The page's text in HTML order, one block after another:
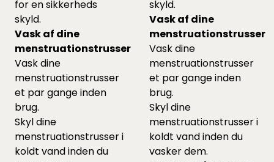
for en sikkerheds
skyld.
Vask af dine
menstruationstrusser
Vask dine
menstruationstrusser
et par gange inden
brug.
Skyl dine
menstruationstrusser i
koldt vand inden du
skyld.
Vask af dine
menstruationstrusser
Vask dine
menstruationstrusser
et par gange inden
brug.
Skyl dine
menstruationstrusser i
koldt vand inden du
vasker dem.